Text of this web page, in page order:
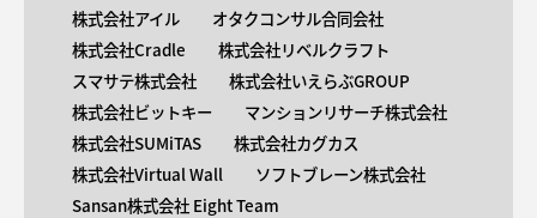
株式会社アイル
オタクコンサル合同会社
株式会社Cradle
株式会社リベルクラフト
スマサテ株式会社
株式会社いえらぶGROUP
株式会社ビットキー
マンションリサーチ株式会社
株式会社SUMiTAS
株式会社カグカス
株式会社Virtual Wall
ソフトブレーン株式会社
Sansan株式会社 Eight Team